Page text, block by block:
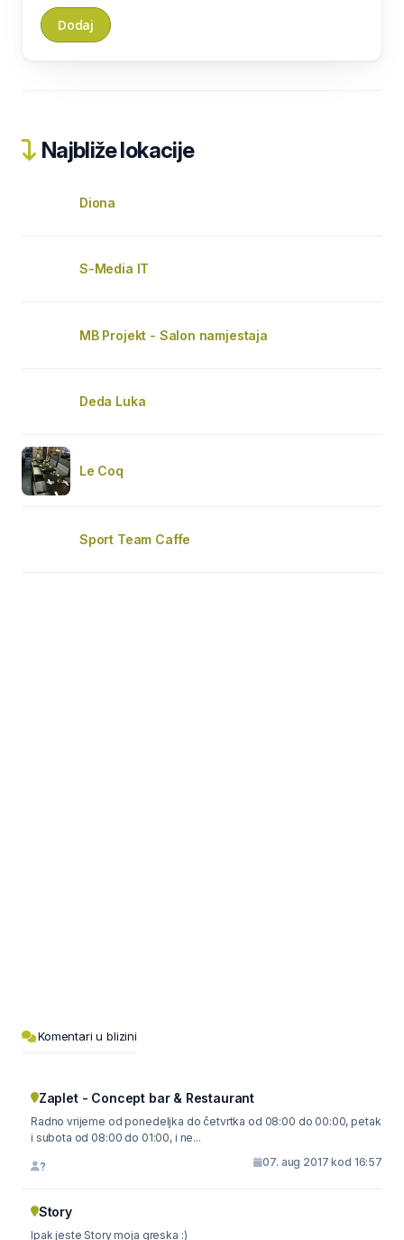
Najbliže lokacije
Diona
S-Media IT
MB Projekt - Salon namjestaja
Deda Luka
Le Coq
Sport Team Caffe
Komentari u blizini
Zaplet - Concept bar & Restaurant
Radno vrijeme od ponedeljka do četvrtka od 08:00 do 00:00, petak
i subota od 08:00 do 01:00, i ne...
? 07. aug 2017 kod 16:57
Story
Ipak jeste Story moja greska :)